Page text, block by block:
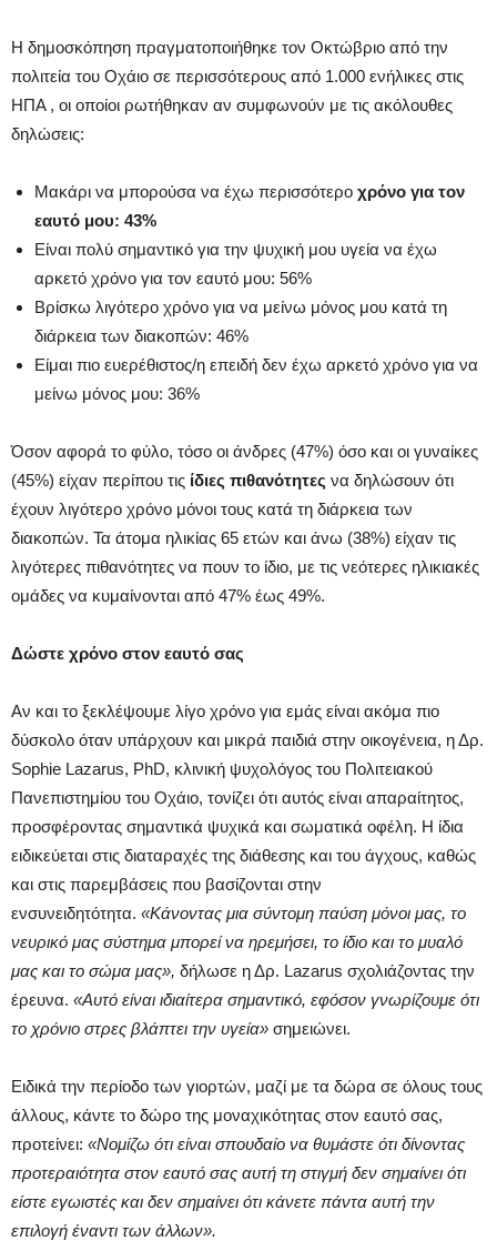
Η δημοσκόπηση πραγματοποιήθηκε τον Οκτώβριο από την
πολιτεία του Οχάιο σε περισσότερους από 1.000 ενήλικες στις
ΗΠΑ , οι οποίοι ρωτήθηκαν αν συμφωνούν με τις ακόλουθες
δηλώσεις:
Μακάρι να μπορούσα να έχω περισσότερο χρόνο για τον
εαυτό μου: 43%
Είναι πολύ σημαντικό για την ψυχική μου υγεία να έχω
αρκετό χρόνο για τον εαυτό μου: 56%
Βρίσκω λιγότερο χρόνο για να μείνω μόνος μου κατά τη
διάρκεια των διακοπών: 46%
Είμαι πιο ευερέθιστος/η επειδή δεν έχω αρκετό χρόνο για να
μείνω μόνος μου: 36%
Όσον αφορά το φύλο, τόσο οι άνδρες (47%) όσο και οι γυναίκες
(45%) είχαν περίπου τις ίδιες πιθανότητες να δηλώσουν ότι
έχουν λιγότερο χρόνο μόνοι τους κατά τη διάρκεια των
διακοπών. Τα άτομα ηλικίας 65 ετών και άνω (38%) είχαν τις
λιγότερες πιθανότητες να πουν το ίδιο, με τις νεότερες ηλικιακές
ομάδες να κυμαίνονται από 47% έως 49%.
Δώστε χρόνο στον εαυτό σας
Αν και το ξεκλέψουμε λίγο χρόνο για εμάς είναι ακόμα πιο
δύσκολο όταν υπάρχουν και μικρά παιδιά στην οικογένεια, η Δρ.
Sophie Lazarus, PhD, κλινική ψυχολόγος του Πολιτειακού
Πανεπιστημίου του Οχάιο, τονίζει ότι αυτός είναι απαραίτητος,
προσφέροντας σημαντικά ψυχικά και σωματικά οφέλη. Η ίδια
ειδικεύεται στις διαταραχές της διάθεσης και του άγχους, καθώς
και στις παρεμβάσεις που βασίζονται στην
ενσυνειδητότητα. «Κάνοντας μια σύντομη παύση μόνοι μας, το
νευρικό μας σύστημα μπορεί να ηρεμήσει, το ίδιο και το μυαλό
μας και το σώμα μας», δήλωσε η Δρ. Lazarus σχολιάζοντας την
έρευνα. «Αυτό είναι ιδιαίτερα σημαντικό, εφόσον γνωρίζουμε ότι
το χρόνιο στρες βλάπτει την υγεία» σημειώνει.
Ειδικά την περίοδο των γιορτών, μαζί με τα δώρα σε όλους τους
άλλους, κάντε το δώρο της μοναχικότητας στον εαυτό σας,
προτείνει: «Νομίζω ότι είναι σπουδαίο να θυμάστε ότι δίνοντας
προτεραιότητα στον εαυτό σας αυτή τη στιγμή δεν σημαίνει ότι
είστε εγωιστές και δεν σημαίνει ότι κάνετε πάντα αυτή την
επιλογή έναντι των άλλων».